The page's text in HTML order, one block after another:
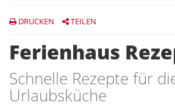
DRUCKEN TEILEN
Ferienhaus
Schnelle Rezepte für
Urlaubsküche